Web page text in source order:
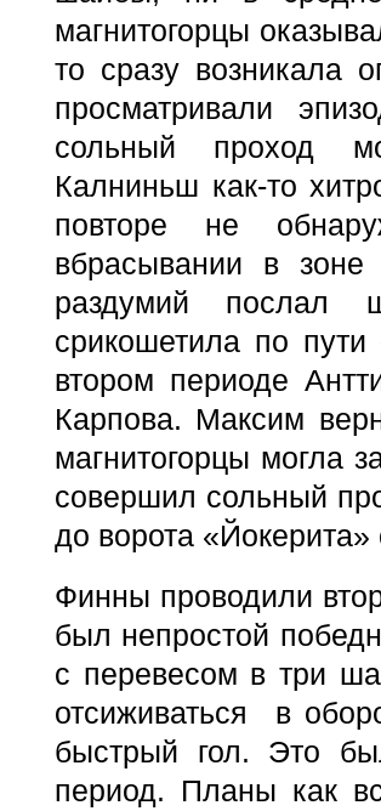
магнитогорцы
то сразу возникала
просматривали
сольный проход
Калниньш как-то
повторе не
вбрасывании в
раздумий послал
срикошетила по
втором периоде
Карпова. Максим
магнитогорцы могла
совершил сольный
до ворота
Финны проводили
был непростой
с перевесом в три
отсиживаться в
быстрый гол. Это
период. Планы как